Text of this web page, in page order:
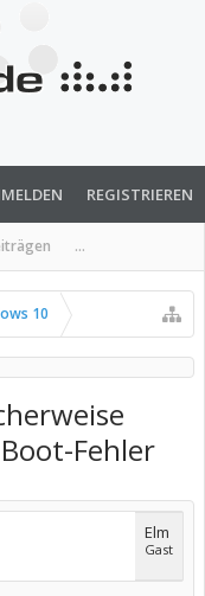
...
REGISTRIEREN
10
Fehler
Elm
Gast